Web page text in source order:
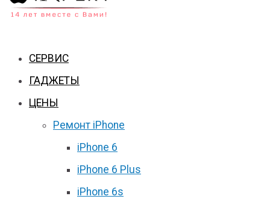
СЕРВИС
ГАДЖЕТЫ
ЦЕНЫ
Ремонт iPhone
iPhone 6
iPhone 6 Plus
iPhone 6s